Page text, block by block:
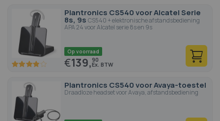
Plantronics CS540 voor Alcatel Serie
8s, 9s CS540 + elektronische afstandsbediening
APA 24 voor Alcatel serie 8s en 9s
77.6 100
Op voorraad
€139,90
Plantronics CS540 voor Avaya-toestel
Draadloze headset voor Avaya, afstandsbediening